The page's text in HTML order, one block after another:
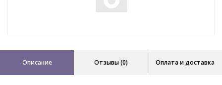
Описание Отзывы (0) Оплата и доставка